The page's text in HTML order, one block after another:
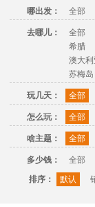
哪出发：
全部
去哪儿： 全部
希腊
澳大利
苏梅岛
玩几天： 全部
怎么玩： 全部
啥主题： 全部
多少钱： 全部
排序：
默认